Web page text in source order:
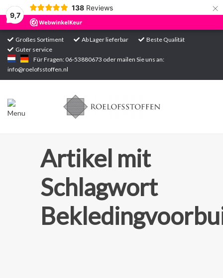
9,7
138 Reviews ×
Großes Sortiment Ab Lager lieferbar
Beste Qualität
Guter service
Für Fragen: 06-53880673 oder mailen Sie uns an:
info@roelofsstoffen.nl
Startseite
Sortiment
Artikel mit
Schlagwort